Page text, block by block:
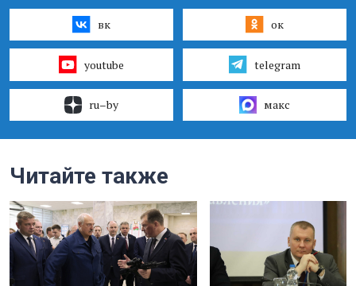
вк ок
youtube telegram
ru–by макс
Читайте также